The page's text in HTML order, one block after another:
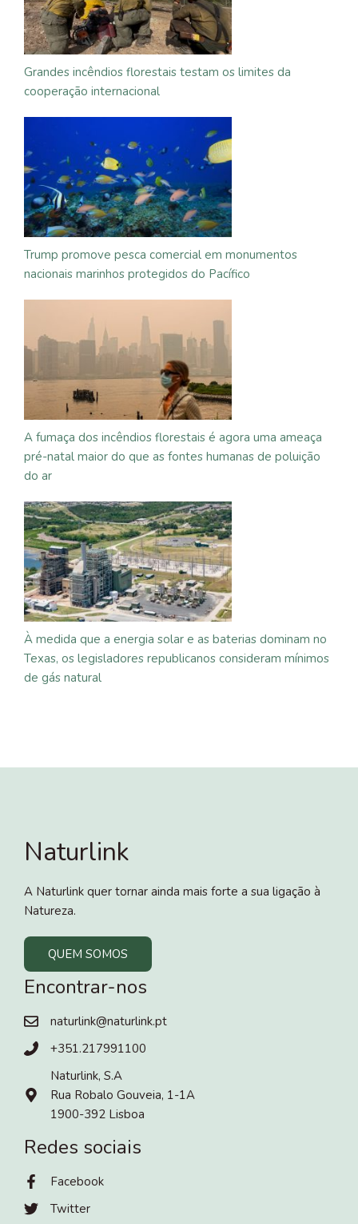
Grandes incêndios florestais testam os limites da
cooperação internacional
Trump promove pesca comercial em monumentos
nacionais marinhos protegidos do Pacífico
A fumaça dos incêndios florestais é agora uma ameaça
pré-natal maior do que as fontes humanas de poluição
do ar
À medida que a energia solar e as baterias dominam no
Texas, os legisladores republicanos consideram mínimos
de gás natural
Naturlink
A Naturlink quer tornar ainda mais forte a sua ligação à
Natureza.
QUEM SOMOS
Encontrar-nos
naturlink@naturlink.pt
+351.217991100
Naturlink, S.A
Rua Robalo Gouveia, 1-1A
1900-392 Lisboa
Redes sociais
Facebook
Twitter